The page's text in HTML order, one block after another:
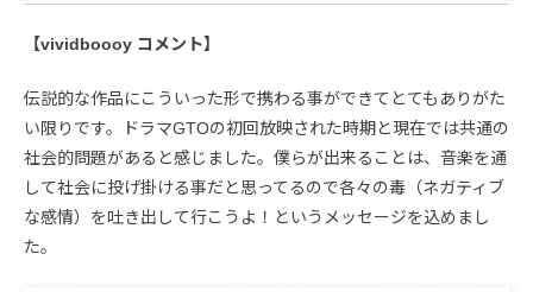
【vividboooy コメント】
伝説的な作品にこういった形で携わる事ができてとてもありがた
い限りです。ドラマGTOの初回放映された時期と現在では共通の
社会的問題があると感じました。僕らが出来ることは、音楽を通
して社会に投げ掛ける事だと思ってるので各々の毒（ネガティブ
な感情）を吐き出して行こうよ！というメッセージを込めまし
た。